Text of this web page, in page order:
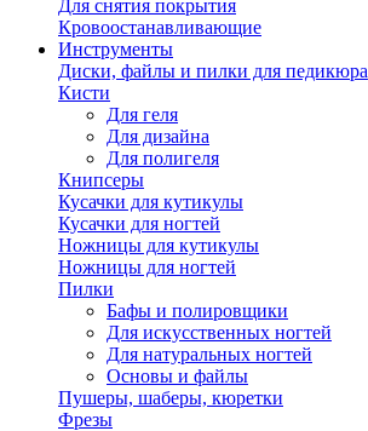
Для снятия покрытия
Кровоостанавливающие
Инструменты
Диски, файлы и пилки для педикюра
Кисти
Для геля
Для дизайна
Для полигеля
Книпсеры
Кусачки для кутикулы
Кусачки для ногтей
Ножницы для кутикулы
Ножницы для ногтей
Пилки
Бафы и полировщики
Для искусственных ногтей
Для натуральных ногтей
Основы и файлы
Пушеры, шаберы, кюретки
Фрезы